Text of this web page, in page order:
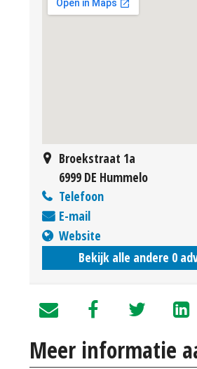
Broekstraat 1a
6999 DE Hummelo
Telefoon
E-mail
Website
Bekijk alle andere 0
Meer informatie